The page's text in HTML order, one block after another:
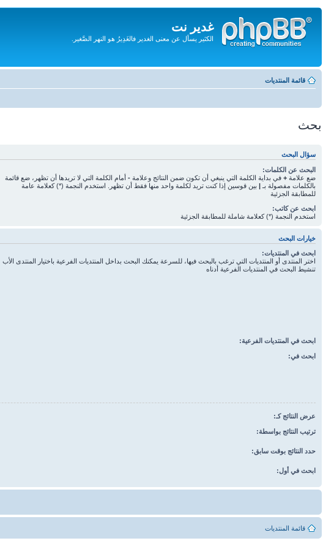
غدير نت
الكثير يسأل عن معنى الغدير فالغَدِيرُ هو النهر الصَّغير.
المحتويات
قائمة المنتديات
بحث
سؤال البحث
البحث عن الكلمات:
ضع علامة + في بداية الكلمة التي ينبغي أن تكون ضمن النتائج وعلامة - أمام الكلمة التي لا تريدها أن تظهر، ضع قائمة
بالكلمات مفصولة بـ | بين قوسين إذا كنت تريد لكلمة واحد منها فقط أن تظهر. استخدم النجمة (*) كعلامة عامة
للمطابقة الجزئية
ابحث عن كاتب:
استخدم النجمة (*) كعلامة شاملة للمطابقة الجزئية
خيارات البحث
ابحث في المنتديات:
اختر المنتدى أو المنتديات التي ترغب بالبحث فيها، للسرعة يمكنك البحث بداخل المنتديات الفرعية باختيار المنتدى الأب
تنشيط البحث في المنتديات الفرعية أدناه
ابحث في المنتديات الفرعية:
ابحث في:
عرض النتائج كـ:
ترتيب النتائج بواسطة:
حدد النتائج بوقت سابق:
ابحث في أول:
قائمة المنتديات